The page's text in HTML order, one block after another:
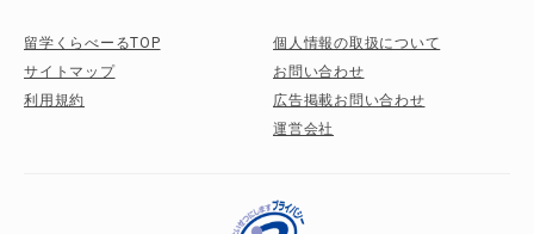
留学くらべーるTOP
サイトマップ
利用規約
個人情報の取扱について
お問い合わせ
広告掲載お問い合わせ
運営会社